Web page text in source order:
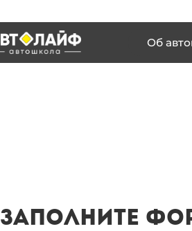
Об
Заполните